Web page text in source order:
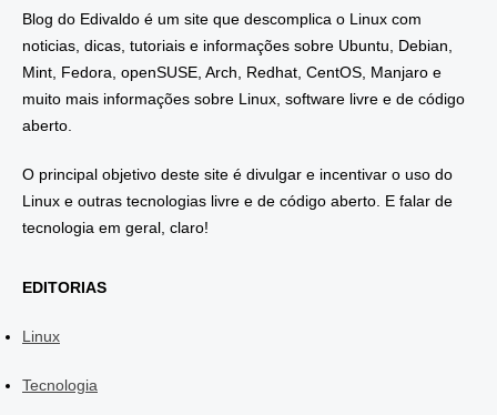
Blog do Edivaldo é um site que descomplica o Linux com
noticias, dicas, tutoriais e informações sobre Ubuntu, Debian,
Mint, Fedora, openSUSE, Arch, Redhat, CentOS, Manjaro e
muito mais informações sobre Linux, software livre e de código
aberto.
O principal objetivo deste site é divulgar e incentivar o uso do
Linux e outras tecnologias livre e de código aberto. E falar de
tecnologia em geral, claro!
EDITORIAS
Linux
Tecnologia